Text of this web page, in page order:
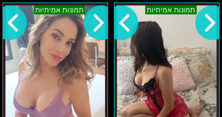
תמונות אמיתיות
סבטה-
בחורה
אוקראינית
בת
עשרים
ושתים-
אזור
המרכז
תמונות אמיתיות
גוש
דן
והסביבה
ליזה
-
רוסיה
ישראלית
רק